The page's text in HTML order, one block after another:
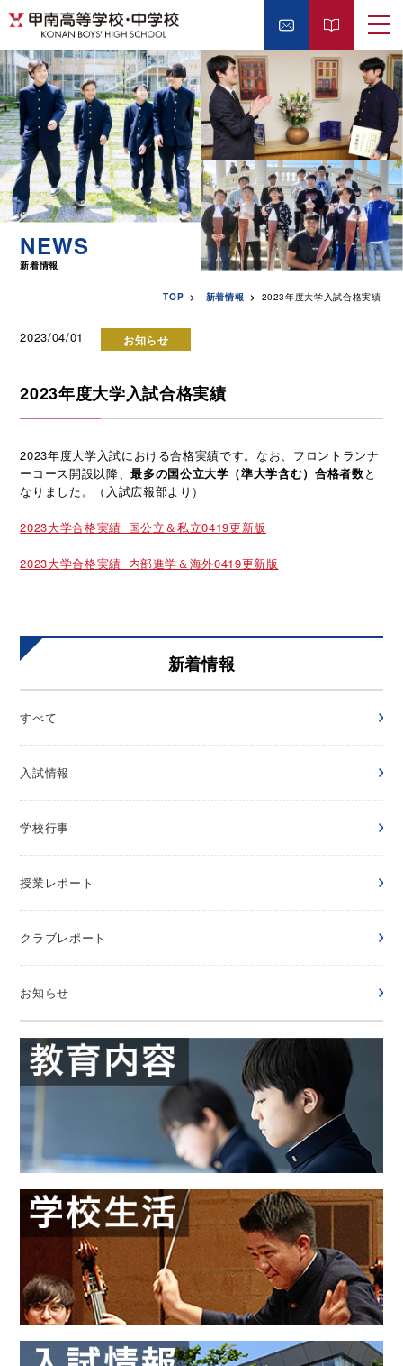
NEWS
新着情報
TOP 新着情報 2023年度大学入試合格実績
2023/04/01 お知らせ
2023年度大学入試合格実績
2023年度大学入試における合格実績です。なお、フロントランナ
ーコース開設以降、最多の国公立大学（準大学含む）合格者数と
なりました。（入試広報部より）
2023大学合格実績_国公立＆私立0419更新版
2023大学合格実績_内部進学＆海外0419更新版
新着情報
すべて
入試情報
学校行事
授業レポート
クラブレポート
お知らせ